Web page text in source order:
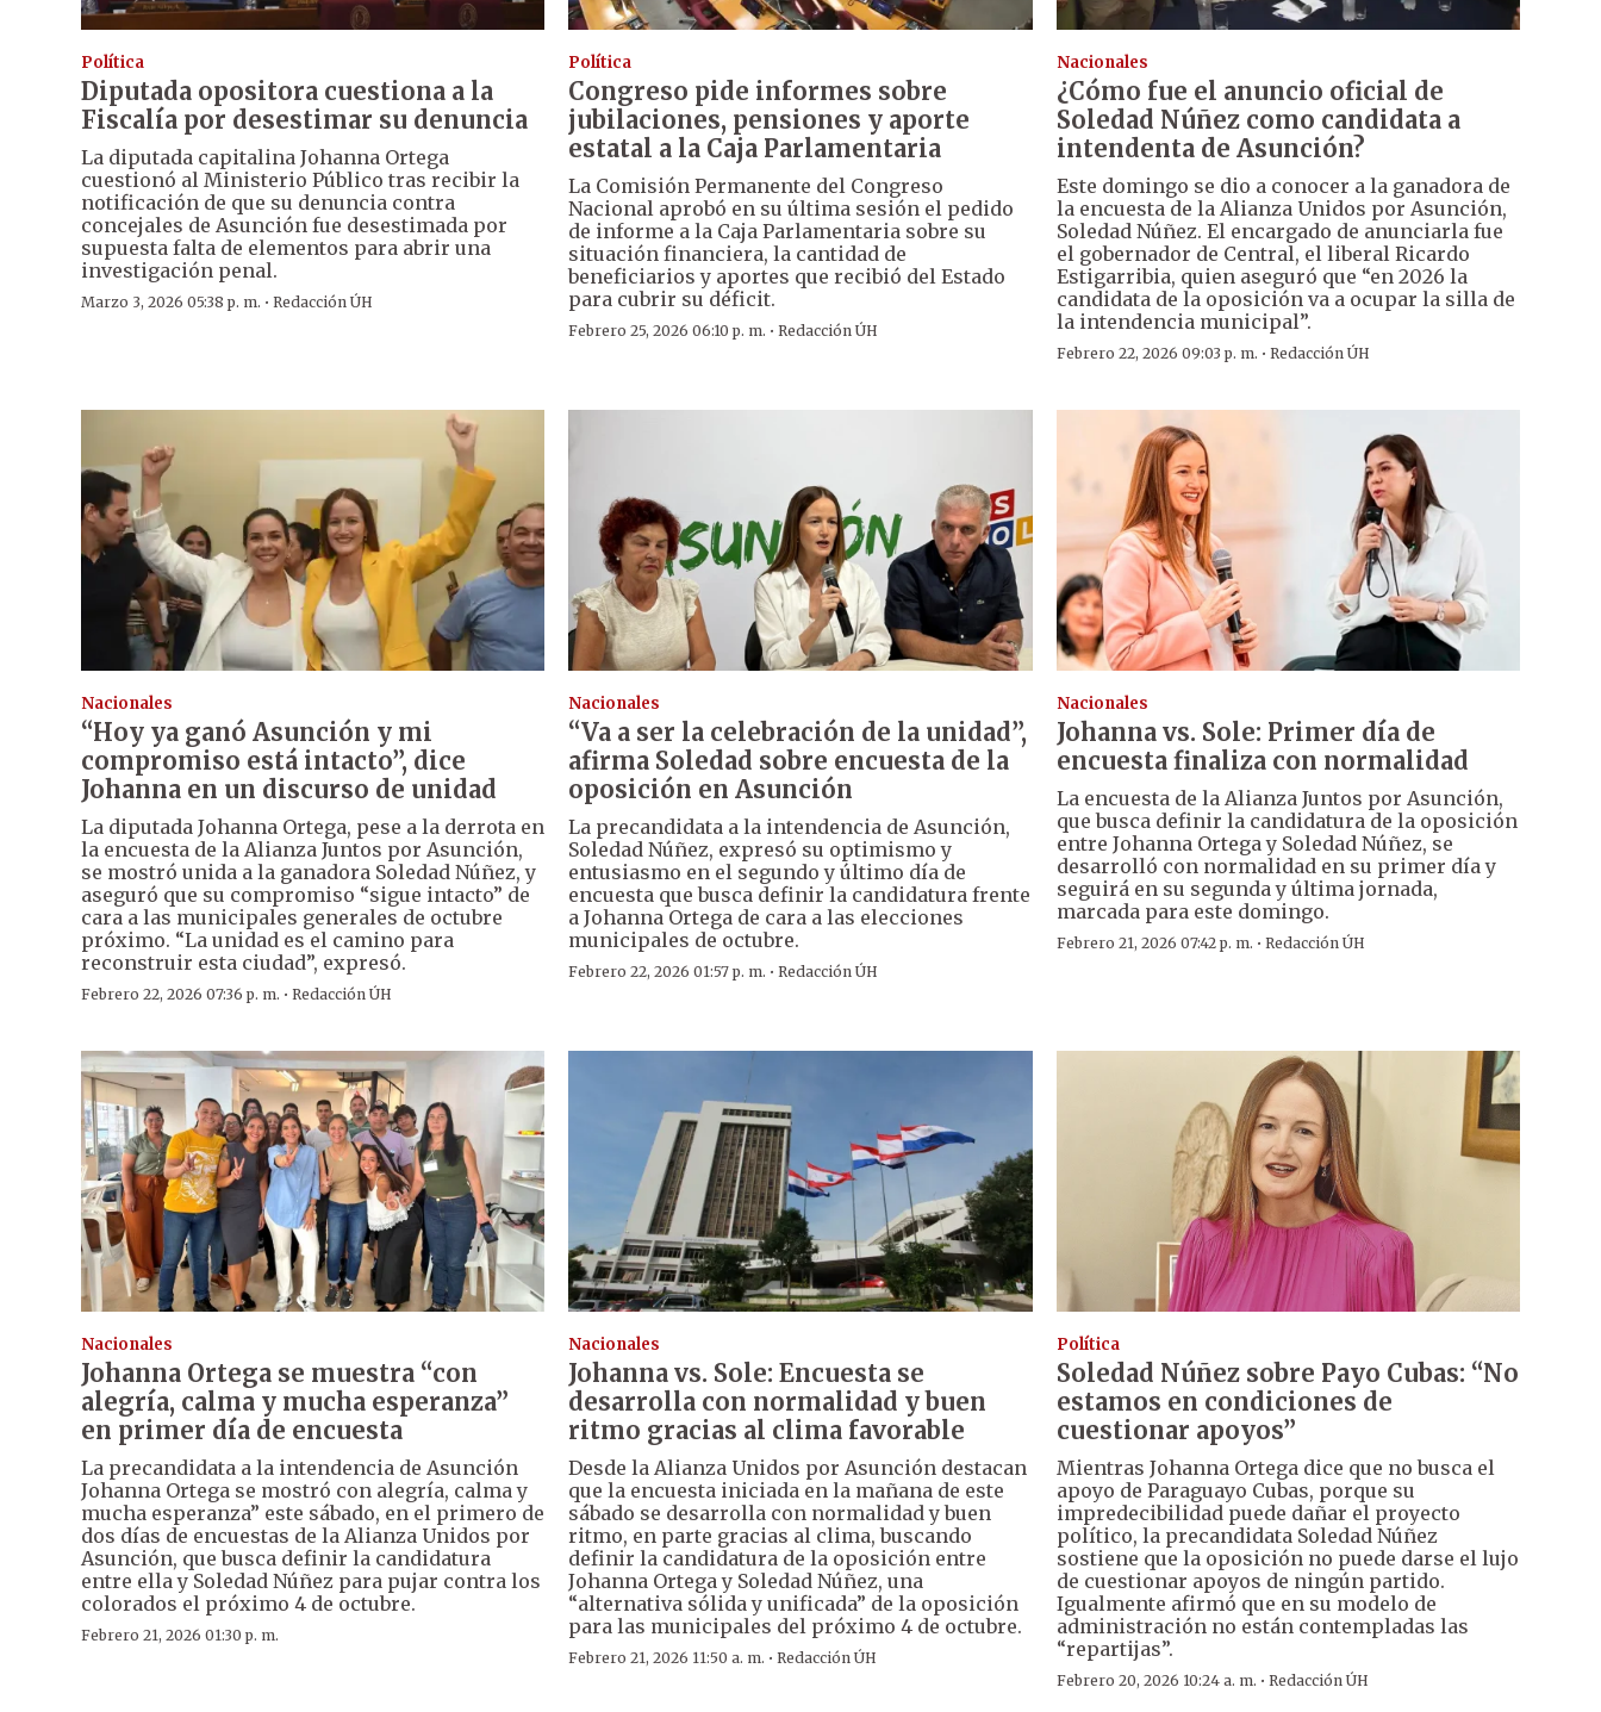
Política
Diputada opositora cuestiona a la
Fiscalía por desestimar su denuncia
La diputada capitalina Johanna Ortega
cuestionó al Ministerio Público tras recibir la
notificación de que su denuncia contra
concejales de Asunción fue desestimada por
supuesta falta de elementos para abrir una
investigación penal.
Marzo 3, 2026 05:38 p. m. · Redacción ÚH
Política
Congreso pide informes sobre
jubilaciones, pensiones y aporte
estatal a la Caja Parlamentaria
La Comisión Permanente del Congreso
Nacional aprobó en su última sesión el pedido
de informe a la Caja Parlamentaria sobre su
situación financiera, la cantidad de
beneficiarios y aportes que recibió del Estado
para cubrir su déficit.
Febrero 25, 2026 06:10 p. m. ·Redacción ÚH
Nacionales
¿Cómo fue el anuncio oficial de
Soledad Núñez como candidata a
intendenta de Asunción?
Este domingo se dio a conocer a la ganadora de
la encuesta de la Alianza Unidos por Asunción,
Soledad Núñez. El encargado de anunciarla fue
el gobernador de Central, el liberal Ricardo
Estigarribia, quien aseguró que “en 2026 la
candidata de la oposición va a ocupar la silla de
la intendencia municipal”.
Febrero 22, 2026 09:03 p. m. · Redacción ÚH
Nacionales
“Hoy ya ganó Asunción y mi
compromiso está intacto”, dice
Johanna en un discurso de unidad
La diputada Johanna Ortega, pese a la derrota en
la encuesta de la Alianza Juntos por Asunción,
se mostró unida a la ganadora Soledad Núñez, y
aseguró que su compromiso “sigue intacto” de
cara a las municipales generales de octubre
próximo. “La unidad es el camino para
reconstruir esta ciudad”, expresó.
Febrero 22, 2026 07:36 p. m. · Redacción ÚH
Nacionales
“Va a ser la celebración de la unidad”,
afirma Soledad sobre encuesta de la
oposición en Asunción
La precandidata a la intendencia de Asunción,
Soledad Núñez, expresó su optimismo y
entusiasmo en el segundo y último día de
encuesta que busca definir la candidatura frente
a Johanna Ortega de cara a las elecciones
municipales de octubre.
Febrero 22, 2026 01:57 p. m. ·Redacción ÚH
Nacionales
Johanna vs. Sole: Primer día de
encuesta finaliza con normalidad
La encuesta de la Alianza Juntos por Asunción,
que busca definir la candidatura de la oposición
entre Johanna Ortega y Soledad Núñez, se
desarrolló con normalidad en su primer día y
seguirá en su segunda y última jornada,
marcada para este domingo.
Febrero 21, 2026 07:42 p. m. · Redacción ÚH
Nacionales
Johanna Ortega se muestra “con
alegría, calma y mucha esperanza”
en primer día de encuesta
La precandidata a la intendencia de Asunción
Johanna Ortega se mostró con alegría, calma y
mucha esperanza” este sábado, en el primero de
dos días de encuestas de la Alianza Unidos por
Asunción, que busca definir la candidatura
entre ella y Soledad Núñez para pujar contra los
colorados el próximo 4 de octubre.
Febrero 21, 2026 01:30 p. m.
Nacionales
Johanna vs. Sole: Encuesta se
desarrolla con normalidad y buen
ritmo gracias al clima favorable
Desde la Alianza Unidos por Asunción destacan
que la encuesta iniciada en la mañana de este
sábado se desarrolla con normalidad y buen
ritmo, en parte gracias al clima, buscando
definir la candidatura de la oposición entre
Johanna Ortega y Soledad Núñez, una
“alternativa sólida y unificada” de la oposición
para las municipales del próximo 4 de octubre.
Febrero 21, 2026 11:50 a. m. ·Redacción ÚH
Política
Soledad Núñez sobre Payo Cubas: “No
estamos en condiciones de
cuestionar apoyos”
Mientras Johanna Ortega dice que no busca el
apoyo de Paraguayo Cubas, porque su
impredecibilidad puede dañar el proyecto
político, la precandidata Soledad Núñez
sostiene que la oposición no puede darse el lujo
de cuestionar apoyos de ningún partido.
Igualmente afirmó que en su modelo de
administración no están contempladas las
“repartijas”.
Febrero 20, 2026 10:24 a. m. · Redacción ÚH